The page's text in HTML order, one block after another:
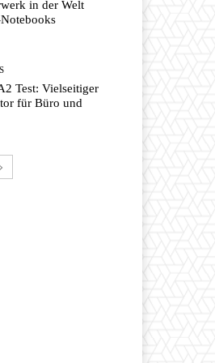
in der Welt
Test: Vielseitiger
für Büro und